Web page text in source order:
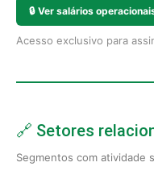
🔒 Ver salários
Acesso exclusivo para
🔗 Setores
Segmentos com atividade